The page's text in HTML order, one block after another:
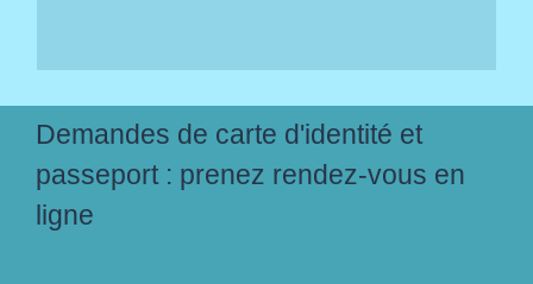
Demandes de carte d'identité et
passeport : prenez rendez-vous en
ligne